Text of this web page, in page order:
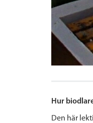
Hur
Den här